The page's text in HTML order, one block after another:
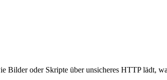
Bilder oder Skripte über unsicheres HTTP lädt,